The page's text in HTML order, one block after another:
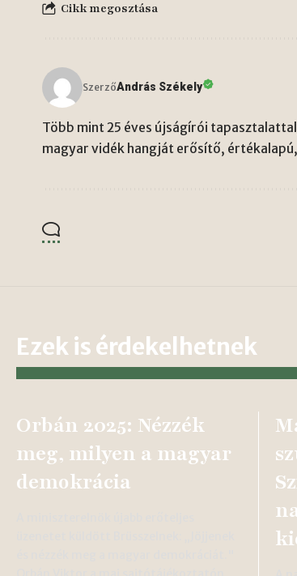
Cikk megosztása
SzerzőAndrás Székely
Több mint 25 éves újságírói
magyar vidék hangját erősítő,
Ezek is érdekelhetnek
Orbán 2025: Nézzék
meg, milyen a magyar
demokrácia